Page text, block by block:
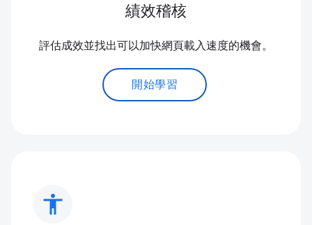
績效稽核
評估成效並找出可以加快網頁載入速度的機會。
開始學習
accessibility